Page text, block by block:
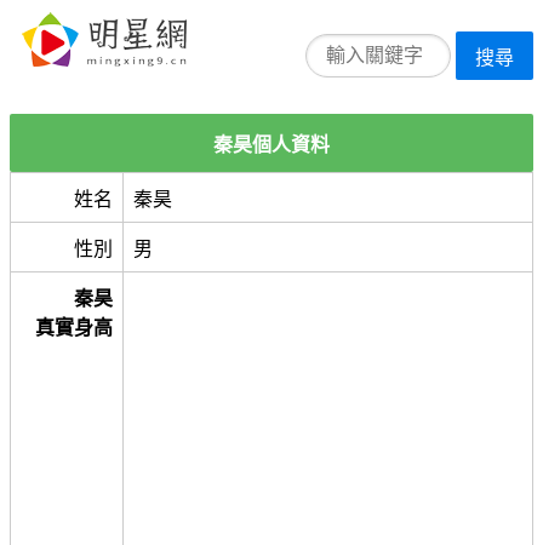
搜尋
秦昊個人資料
姓名 秦昊
性別 男
秦昊
真實身高